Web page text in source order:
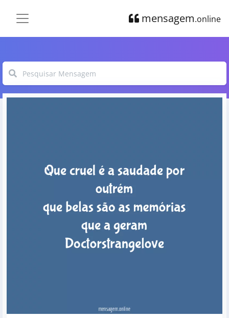
mensagem.online